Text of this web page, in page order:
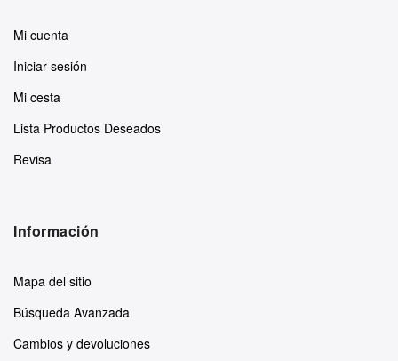
Mi cuenta
Iniciar sesión
Mi cesta
Lista Productos Deseados
Revisa
Información
Mapa del sitio
Búsqueda Avanzada
Cambios y devoluciones